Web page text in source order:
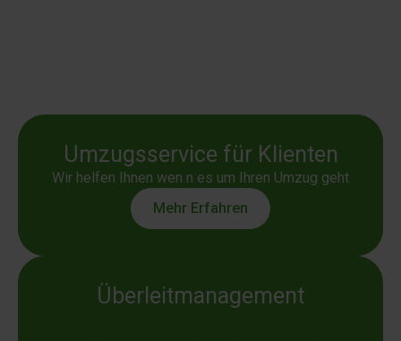
Umzugsservice für Klienten
Wir helfen Ihnen wen n es um Ihren Umzug geht
Mehr Erfahren
Überleitmanagement